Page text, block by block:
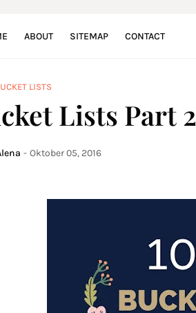
ABOUT SITEMAP CONTACT
LISTS
Lists Part 2
- Oktober 05, 2016